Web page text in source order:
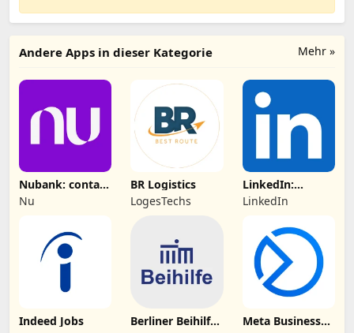
Mehr »
Andere Apps in dieser Kategorie
Nubank: conta,
cartão e mais
Nu
BR Logistics
LogesTechs
LinkedIn:
Business-
Netzwerk
LinkedIn
Indeed Jobs
Berliner Beihilfe Meta Business